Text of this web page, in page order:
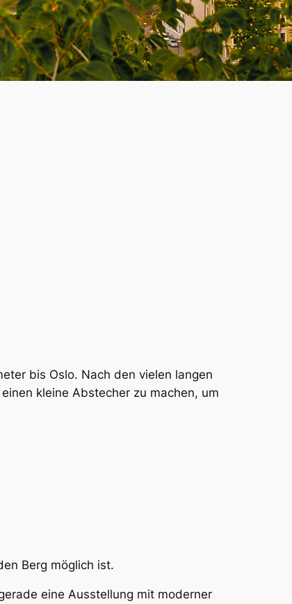
bis Oslo. Nach den vielen langen
kleine Abstecher zu machen, um
Berg möglich ist.
eine Ausstellung mit moderner